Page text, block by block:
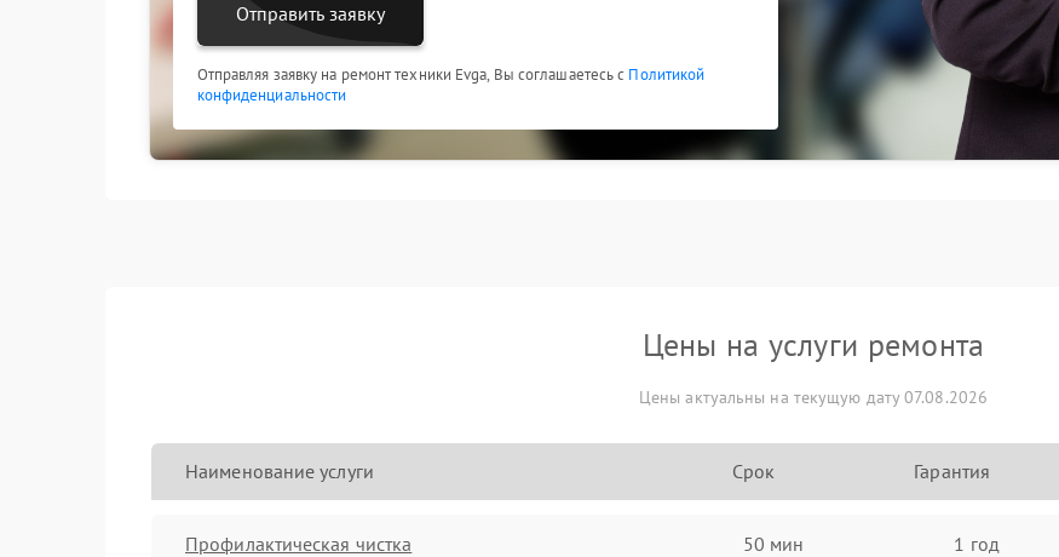
Отправить заявку
Отправляя заявку на ремонт техники Evga, Вы соглашаетесь с Политикой
конфиденциальности
Цены на услуги ремонта
Цены актуальны на текущую дату 07.08.2026
Наименование услуги Срок Гарантия
Профилактическая чистка 50 мин 1 год